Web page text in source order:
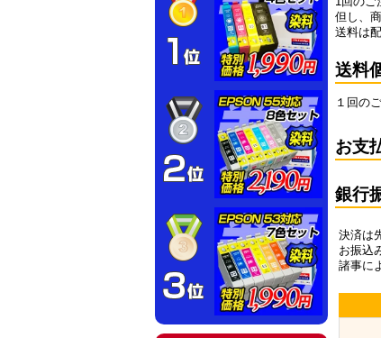
但し、
送料は
送料
１回の
お支
銀行
決済は
お振込
諸事に